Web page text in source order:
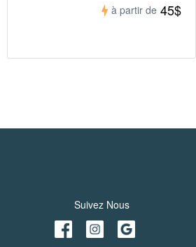
à partir de 45$
Suivez Nous